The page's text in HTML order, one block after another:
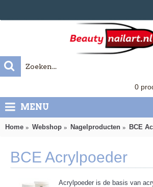
0
MENU
Home Webshop Nagelproducten BCE
BCE Acrylpoeder
Acrylpoeder is de basis van